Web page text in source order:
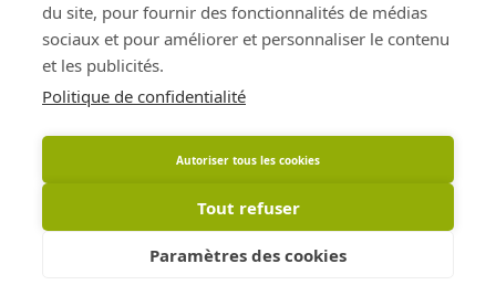
du site, pour fournir des fonctionnalités de médias
sociaux et pour améliorer et personnaliser le contenu
et les publicités.
Politique de confidentialité
Autoriser tous les cookies
Tout refuser
Paramètres des cookies